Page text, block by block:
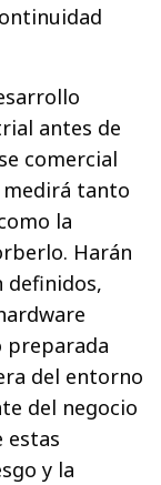
antes de
comercial
medirá tanto
la
Harán
definidos,
preparada
del entorno
del negocio
estas
y la